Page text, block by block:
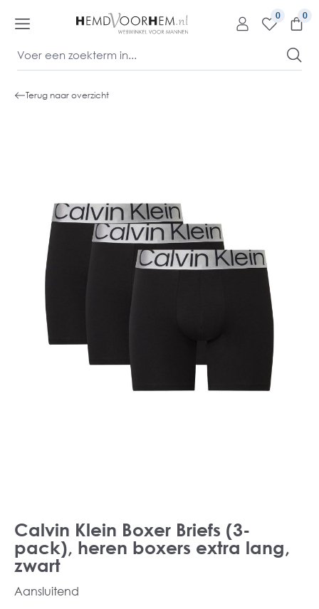
0
Terug naar overzicht
Calvin Klein Boxer Briefs (3-
pack), heren boxers extra lang,
zwart
Aansluitend